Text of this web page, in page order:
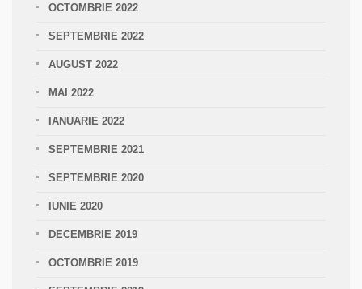
OCTOMBRIE 2022
SEPTEMBRIE 2022
AUGUST 2022
MAI 2022
IANUARIE 2022
SEPTEMBRIE 2021
SEPTEMBRIE 2020
IUNIE 2020
DECEMBRIE 2019
OCTOMBRIE 2019